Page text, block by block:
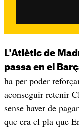
L'Atlètic de
passa en el
ha per poder
aconseguir retenir
sense haver de
que era el pla que